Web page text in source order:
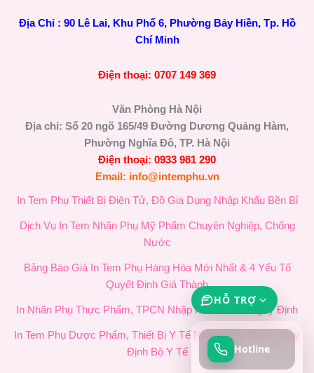
Địa Chỉ : 90 Lê Lai, Khu Phố 6, Phường Bảy Hiền, Tp. Hồ
Chí Minh
Điện thoại: 0707 149 369
Văn Phòng Hà Nội
Địa chỉ: Số 20 ngõ 165/49 Đường Dương Quảng Hàm,
Phường Nghĩa Đô, TP. Hà Nội
Điện thoại: 0933 981 290
Email: info@intemphu.vn
In Tem Phụ Thiết Bị Điện Tử, Đồ Gia Dụng Nhập Khẩu Bền Bỉ
Dịch Vụ In Tem Nhãn Phụ Mỹ Phẩm Chuyên Nghiệp, Chống
Nước
Bảng Báo Giá In Tem Phụ Hàng Hóa Mới Nhất & 4 Yếu Tố
Quyết Định Giá Thành
In Nhãn Phụ Thực Phẩm, TPCN Nhập Khẩu Chuẩn Quy Định
In Tem Phụ Dược Phẩm, Thiết Bị Y Tế Nhập Khẩu Chuẩn Quy
Định Bộ Y Tế
HỖ TRỢ
Hotline